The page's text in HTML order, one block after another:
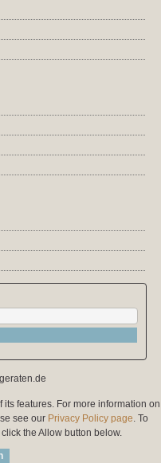
features. For more information on
see our Privacy Policy page. To
the Allow button below.